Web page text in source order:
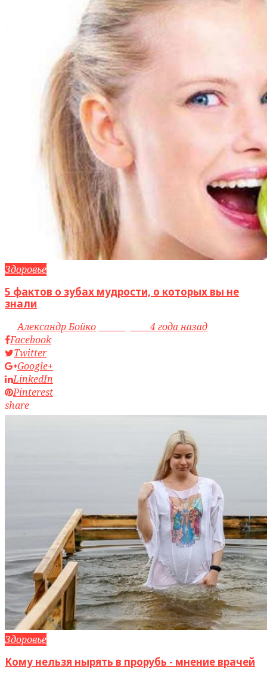
Здоровье
5 фактов о зубах мудрости, о которых вы не
знали
byАлександр Бойко
4 года назад
Facebook
Twitter
Google+
LinkedIn
Pinterest
share
Здоровье
Кому нельзя нырять в прорубь - мнение врачей